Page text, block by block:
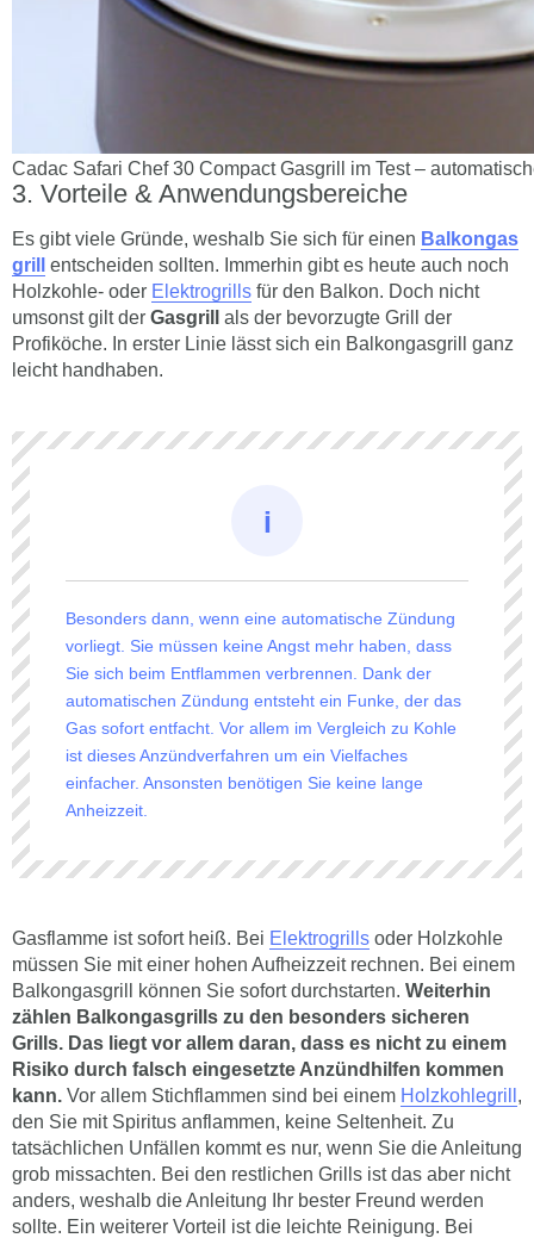
Cadac Safari Chef 30 Compact Gasgrill im Test –
Vorteile & Anwendungsbereiche
Es gibt viele Gründe, weshalb Sie sich für einen Balkongas
grill
entscheiden sollten. Immerhin gibt es heute auch noch
Holzkohle- oder Elektrogrills für den Balkon. Doch nicht
umsonst gilt der Gasgrill
als der bevorzugte Grill der
Profiköche. In erster Linie lässt sich ein Balkongasgrill ganz
leicht handhaben.
Besonders dann, wenn eine automatische Zündung
vorliegt. Sie müssen keine Angst mehr haben, dass
Sie sich beim Entflammen verbrennen. Dank der
automatischen Zündung entsteht ein Funke, der das
Gas sofort entfacht. Vor allem im Vergleich zu Kohle
ist dieses Anzündverfahren um ein Vielfaches
einfacher. Ansonsten benötigen Sie keine lange
Anheizzeit.
Gasflamme ist sofort heiß. Bei Elektrogrills oder Holzkohle
müssen Sie mit einer hohen Aufheizzeit rechnen. Bei einem
Balkongasgrill können Sie sofort durchstarten. Weiterhin
zählen Balkongasgrills zu den besonders sicheren
Grills. Das liegt vor allem daran, dass es nicht zu einem
Risiko durch falsch eingesetzte Anzündhilfen kommen
kann. Vor allem Stichflammen sind bei einem Holzkohlegrill ,
den Sie mit Spiritus anflammen, keine Seltenheit. Zu
tatsächlichen Unfällen kommt es nur, wenn Sie die Anleitung
grob missachten. Bei den restlichen Grills ist das aber nicht
anders, weshalb die Anleitung Ihr bester Freund werden
sollte. Ein weiterer Vorteil ist die leichte Reinigung. Bei